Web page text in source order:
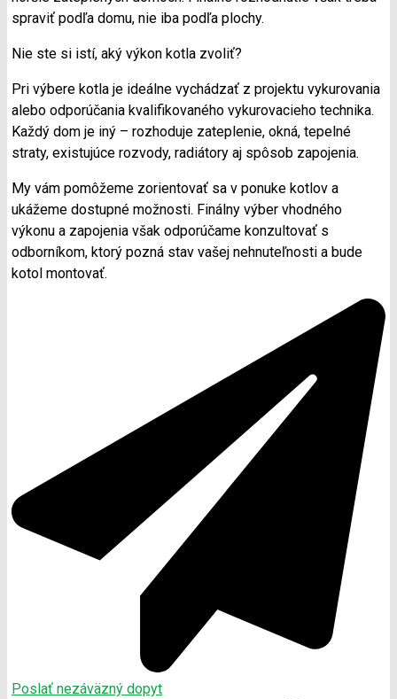
spraviť podľa domu, nie iba podľa plochy.
Nie ste si istí, aký výkon kotla zvoliť?
Pri výbere kotla je ideálne vychádzať z projektu vykurovania
alebo odporúčania kvalifikovaného vykurovacieho technika.
Každý dom je iný – rozhoduje zateplenie, okná, tepelné
straty, existujúce rozvody, radiátory aj spôsob zapojenia.
My vám pomôžeme zorientovať sa v ponuke kotlov a
ukážeme dostupné možnosti. Finálny výber vhodného
výkonu a zapojenia však odporúčame konzultovať s
odborníkom, ktorý pozná stav vašej nehnuteľnosti a bude
kotol montovať.
Poslať nezáväzný dopyt